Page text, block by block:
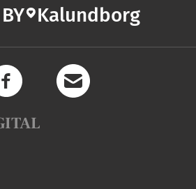
Kalundborg